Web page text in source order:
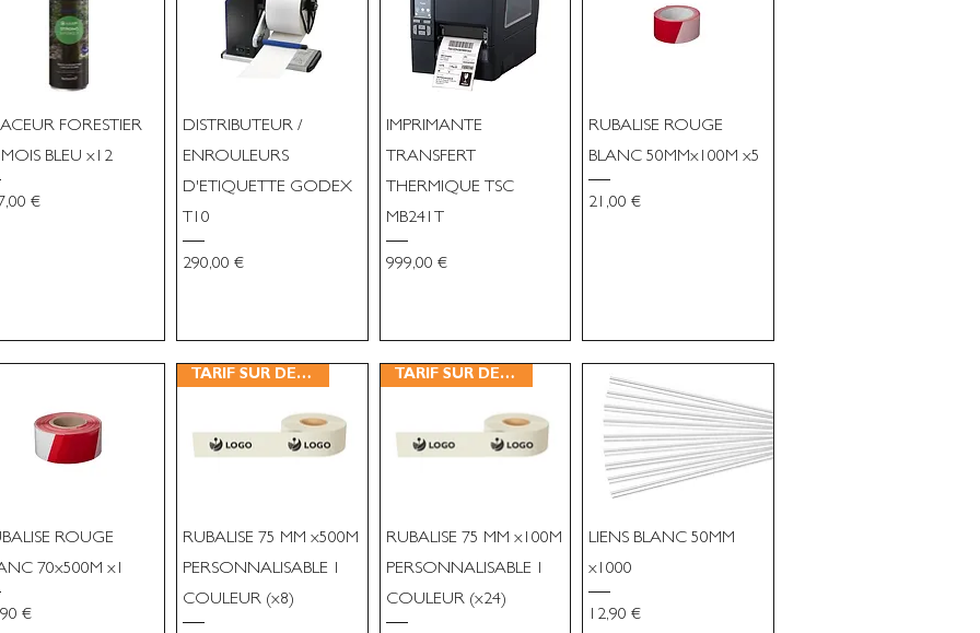
FORESTIER
BLEU x12
€
DISTRIBUTEUR /
ENROULEURS
D'ETIQUETTE GODEX
T10
Prix
290,00 €
IMPRIMANTE
TRANSFERT
THERMIQUE TSC
MB241T
Prix
999,00 €
RUBALISE ROUGE
BLANC 50MMx100M x5
Prix
21,00 €
ROUGE
70x500M x1
€
TARIF SUR DEVIS
RUBALISE 75 MM x500M
PERSONNALISABLE 1
COULEUR (x8)
TARIF SUR DEVIS
RUBALISE 75 MM x100M
PERSONNALISABLE 1
COULEUR (x24)
LIENS BLANC 50MM
x1000
Prix
12,90 €